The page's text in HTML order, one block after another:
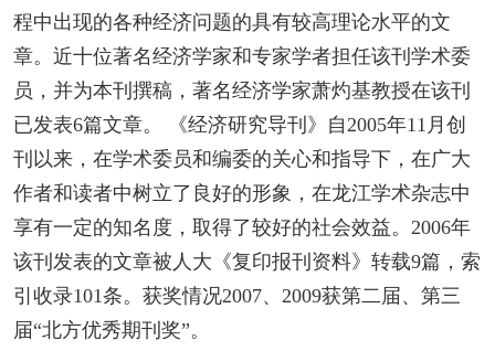
程中出现的各种经济问题的具有较高理论水平的文
章。近十位著名经济学家和专家学者担任该刊学术委
员，并为本刊撰稿，著名经济学家萧灼基教授在该刊
已发表6篇文章。 《经济研究导刊》自2005年11月创
刊以来，在学术委员和编委的关心和指导下，在广大
作者和读者中树立了良好的形象，在龙江学术杂志中
享有一定的知名度，取得了较好的社会效益。2006年
该刊发表的文章被人大《复印报刊资料》转载9篇，索
引收录101条。获奖情况2007、2009获第二届、第三
届“北方优秀期刊奖”。